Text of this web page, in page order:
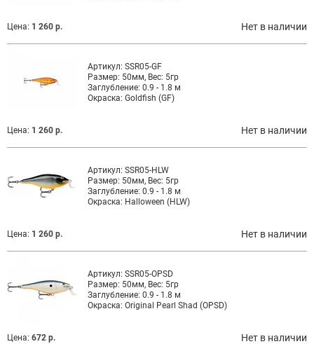
Цена: 1 260 р. Нет в наличии
Артикул: SSR05-GF
Размер: 50мм, Вес: 5гр
Заглубление: 0.9 - 1.8 м
Окраска: Goldfish (GF)
Цена: 1 260 р. Нет в наличии
Артикул: SSR05-HLW
Размер: 50мм, Вес: 5гр
Заглубление: 0.9 - 1.8 м
Окраска: Halloween (HLW)
Цена: 1 260 р. Нет в наличии
Артикул: SSR05-OPSD
Размер: 50мм, Вес: 5гр
Заглубление: 0.9 - 1.8 м
Окраска: Original Pearl Shad (OPSD)
Цена: 672 р. Нет в наличии